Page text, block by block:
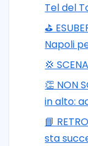
Tel del
⛳
Napoli
💢
👏 NON
in alto:
📘
sta